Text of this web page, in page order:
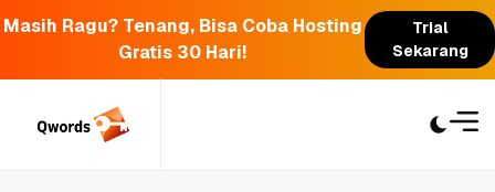
Masih Ragu? Tenang, Bisa Coba Hosting
Gratis 30 Hari!
Trial
Sekarang